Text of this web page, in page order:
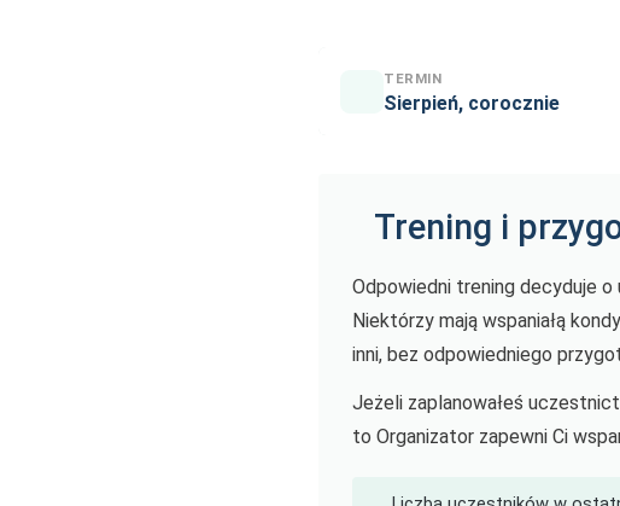
TERMIN
Sierpień, corocznie
Trening i
Odpowiedni trening decyduje
Niektórzy mają wspaniałą
inni, bez odpowiedniego
Jeżeli zaplanowałeś
to Organizator zapewni Ci